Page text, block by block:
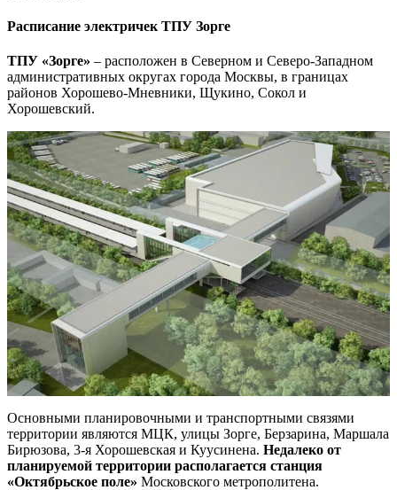
Расписание электричек ТПУ Зорге
ТПУ «Зорге» – расположен в Северном и Северо-Западном
административных округах города Москвы, в границах
районов Хорошево-Мневники, Щукино, Сокол и
Хорошевский.
Основными планировочными и транспортными связями
территории являются МЦК, улицы Зорге, Берзарина, Маршала
Бирюзова, 3-я Хорошевская и Куусинена. Недалеко от
планируемой территории располагается станция
«Октябрьское поле» Московского метрополитена.